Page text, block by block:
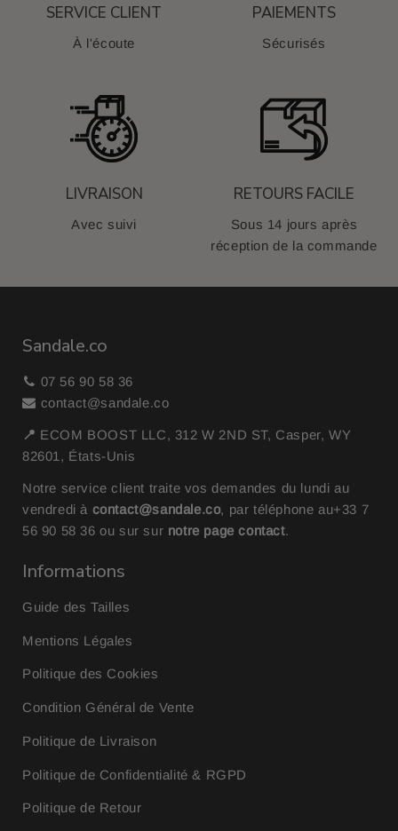
SERVICE CLIENT
À l'écoute
PAIEMENTS
Sécurisés
LIVRAISON
Avec suivi
RETOURS FACILE
Sous 14 jours après
réception de la commande
Sandale.co
07 56 90 58 36
contact@sandale.co
📍 ECOM BOOST LLC, 312 W 2ND ST, Casper, WY
82601, États-Unis
Notre service client traite vos demandes du lundi au
vendredi à contact@sandale.co, par téléphone au+33 7
56 90 58 36ou sur sur notre page contact.
Informations
Guide des Tailles
Mentions Légales
Politique des Cookies
Condition Général de Vente
Politique de Livraison
Politique de Confidentialité & RGPD
Politique de Retour